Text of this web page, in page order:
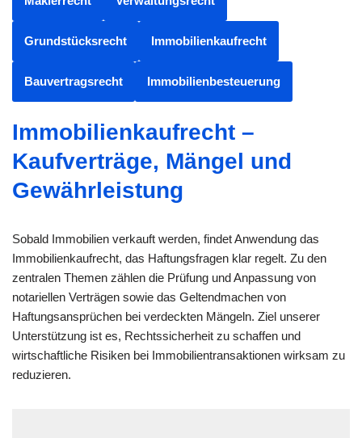
Grundstücksrecht Immobilienkaufrecht
Bauvertragsrecht Immobilienbesteuerung
Immobilienkaufrecht –
Kaufverträge, Mängel und
Gewährleistung
Sobald Immobilien verkauft werden, findet Anwendung das
Immobilienkaufrecht, das Haftungsfragen klar regelt. Zu den
zentralen Themen zählen die Prüfung und Anpassung von
notariellen Verträgen sowie das Geltendmachen von
Haftungsansprüchen bei verdeckten Mängeln. Ziel unserer
Unterstützung ist es, Rechtssicherheit zu schaffen und
wirtschaftliche Risiken bei Immobilientransaktionen wirksam zu
reduzieren.